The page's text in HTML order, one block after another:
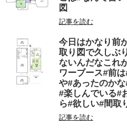
図
記事を読む
今日はかなり前
取り図で久しぶ
ないんだなこれ
ワーブース#前
や#あったのか
#楽しんでいる#
ら#欲しい#間取
記事を読む